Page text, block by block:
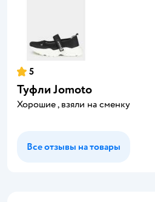
5
Туфли Jomoto
Хорошие , взяли на сменку
Все отзывы на товары